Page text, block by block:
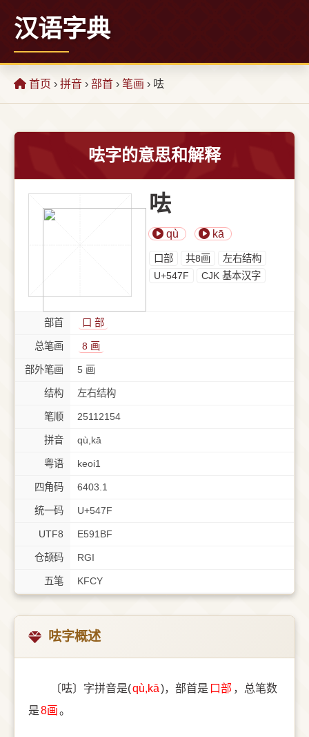
汉语字典
首页 › 拼音 › 部首 › 笔画 › 呿
呿字的意思和解释
呿
qù kā
⼝部 共8画
左右结构
U+547F
CJK 基本汉字
部首 ⼝ 部
总笔画 8 画
部外笔画 5 画
结构 左右结构
笔顺 25112154
拼音 qù,kā
粤语 keoi1
四角码 6403.1
统一码 U+547F
UTF8 E591BF
仓颉码 RGI
五笔 KFCY
呿字概述
〔呿〕字拼音是(qù,kā)，部首是 ⼝部 ，总笔数
是8画。